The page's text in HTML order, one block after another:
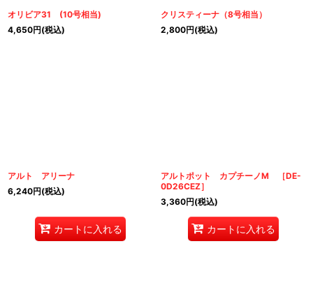
オリビア31 (10号相当)
4,650円(税込)
クリスティーナ（8号相当）
2,800円(税込)
アルト アリーナ
6,240円(税込)
カートに入れる
アルトポット カプチーノM ［DE-
0D26CEZ］
3,360円(税込)
カートに入れる